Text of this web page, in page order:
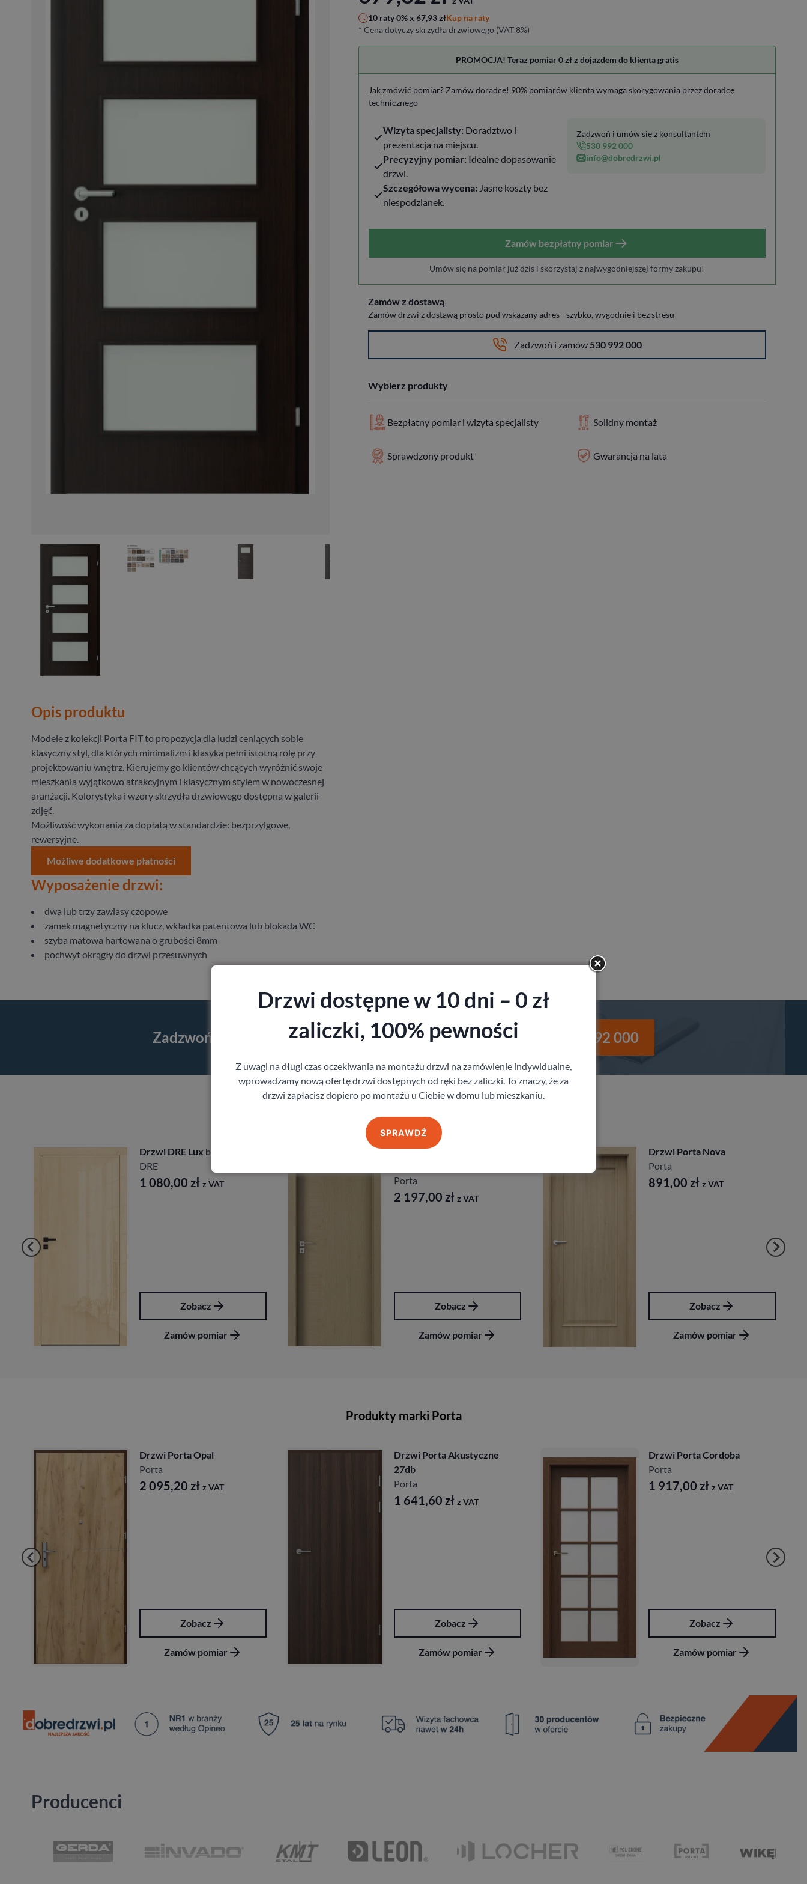
Opis produktu
Modele z kolekcji Porta FIT to propozycja dla ludzi ceniących sobie
klasyczny styl, dla których minimalizm i klasyka pełni istotną rolę przy
projektowaniu wnętrz. Kierujemy go klientów chcących wyróżnić swoje
mieszkania wyjątkowo atrakcyjnym i klasycznym stylem w nowoczesnej
aranżacji. Kolorystyka i wzory skrzydła drzwiowego dostępna w galerii
zdjęć.
Możliwość wykonania za dopłatą w standardzie: bezprzylgowe,
rewersyjne.
Możliwe dodatkowe płatności
Wyposażenie drzwi:
dwa lub trzy zawiasy czopowe
zamek magnetyczny na klucz, wkładka patentowa lub blokada WC
szyba matowa hartowana o grubości 8mm
pochwyt okrągły do drzwi przesuwnych
10 raty 0% x 67,93złKup na raty
* Cena dotyczy skrzydła drzwiowego (VAT 8%)
PROMOCJA! Teraz pomiar 0 zł z dojazdem do klienta gratis
Jak zmówić pomiar? Zamów doradcę! 90% pomiarów klienta wymaga skorygowania przez doradcę
technicznego
Wizyta specjalisty: Doradztwo i
prezentacja na miejscu.
Precyzyjny pomiar: Idealne dopasowanie
drzwi.
Szczegółowa wycena: Jasne koszty bez
niespodzianek.
Zadzwoń i umów się z konsultantem
530 992 000
info@dobredrzwi.pl
Zamów bezpłatny pomiar
Umów się na pomiar już dziś i skorzystaj z najwygodniejszej formy zakupu!
Zamów z dostawą
Zamów drzwi z dostawą prosto pod wskazany adres - szybko, wygodnie i bez stresu
Zadzwoń i zamów 530 992 000
Wybierz produkty
Bezpłatny pomiar i wizyta specjalisty Solidny montaż
Sprawdzony produkt Gwarancja na lata
Zadzwoń i skorzystaj z pomocy Doradcy przy wyborze drzwi 530 992 000
Drzwi DRE Lux bezprzylgowe
DRE
1 080,00 zł z VAT
Zobacz
Zamów pomiar
Drzwi Porta Villadora
Porta
2 197,00 zł z VAT
Zobacz
Zamów pomiar
Drzwi Porta Nova
Porta
891,00 zł z VAT
Zobacz
Zamów pomiar
Produkty marki Porta
Drzwi Porta Opal
Porta
2 095,20 zł z VAT
Zobacz
Zamów pomiar
Drzwi Porta Akustyczne
27db
Porta
1 641,60 zł z VAT
Zobacz
Zamów pomiar
Drzwi Porta Cordoba
Porta
1 917,00 zł z VAT
Zobacz
Zamów pomiar
Producenci
Drzwi dostępne w 10 dni – 0 zł
zaliczki, 100% pewności
Z uwagi na długi czas oczekiwania na montażu drzwi na zamówienie indywidualne,
wprowadzamy nową ofertę drzwi dostępnych od ręki bez zaliczki. To znaczy, że za
drzwi zapłacisz dopiero po montażu u Ciebie w domu lub mieszkaniu.
SPRAWDŹ